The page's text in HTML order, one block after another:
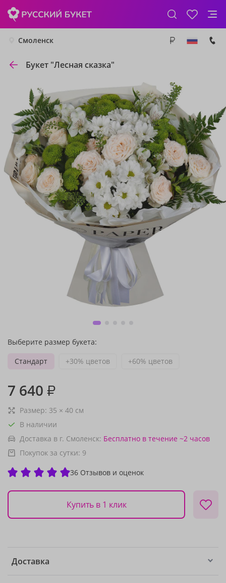
Смоленск
Букет "Лесная сказка"
Выберите размер букета:
Стандарт
+30% цветов +60% цветов
7 640 ₽
Размер: 35 × 40 см
В наличии
Доставка в г. Смоленск: Бесплатно в течение ~2 часов
Покупок за сутки: 9
36 Отзывов и оценок
Купить в 1 клик
Доставка